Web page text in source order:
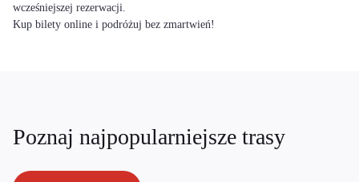
wcześniejszej rezerwacji.
Kup bilety online i podróżuj bez zmartwień!
Poznaj najpopularniejsze trasy